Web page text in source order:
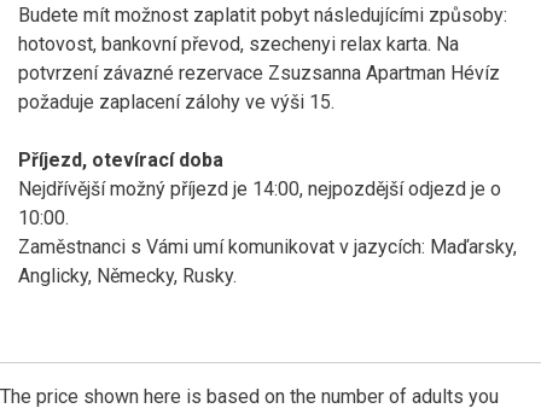
Budete mít možnost zaplatit pobyt následujícími způsoby:
hotovost, bankovní převod, szechenyi relax karta. Na
potvrzení závazné rezervace Zsuzsanna Apartman Hévíz
požaduje zaplacení zálohy ve výši 15.
Příjezd, otevírací doba
Nejdřívější možný příjezd je 14:00, nejpozdější odjezd je o
10:00.
Zaměstnanci s Vámi umí komunikovat v jazycích: Maďarsky,
Anglicky, Německy, Rusky.
The price shown here is based on the number of adults you